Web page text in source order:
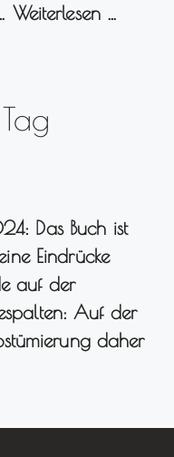
Weiterlesen …
Das Buch ist
Eindrücke
auf der
Auf der
daher